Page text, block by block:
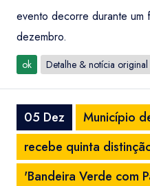
evento decorre durante um
dezembro.
ok Detalhe & notícia original
05 Dez
Município
recebe quinta
'Bandeira Verde com